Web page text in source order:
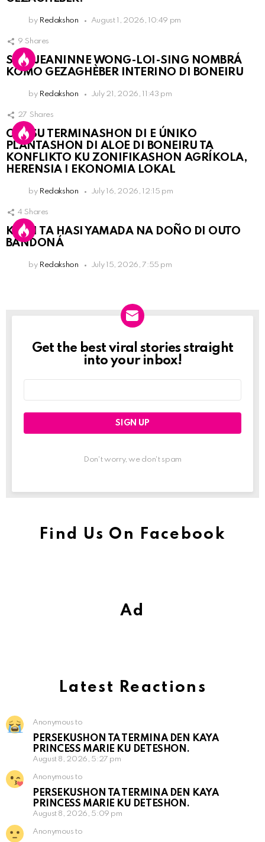
by Redakshon August 1, 2026, 10:49 pm
9 Shares
SRA. JEANINNE WONG-LOI-SING NOMBRÁ
KOMO GEZAGHÈBER INTERINO DI BONEIRU
by Redakshon July 21, 2026, 11:43 pm
27 Shares
OLB SU TERMINASHON DI E ÚNIKO
PLANTASHON DI ALOE DI BONEIRU TA
KONFLIKTO KU ZONIFIKASHON AGRÍKOLA,
HERENSIA I EKONOMIA LOKAL
by Redakshon July 16, 2026, 12:15 pm
4 Shares
KPCN TA HASI YAMADA NA DOÑO DI OUTO
BANDONÁ
by Redakshon July 15, 2026, 7:55 pm
Newslett
Get the best viral stories straight
into your inbox!
Don't worry, we don't spam
Find Us On Facebook
Ad
Latest Reactions
Anonymous to
PERSEKUSHON TA TERMINA DEN KAYA
PRINCESS MARIE KU DETESHON.
August 8, 2026, 5:27 pm
Anonymous to
PERSEKUSHON TA TERMINA DEN KAYA
PRINCESS MARIE KU DETESHON.
August 8, 2026, 5:09 pm
Anonymous to